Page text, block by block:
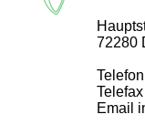
72280
Email